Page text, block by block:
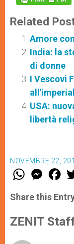
Related
Amore
India: la
di donne
I Vescovi
USA:
libertà
NOVEMBRE 22,
W
t
s
p
p
M
e
s
e
g
e
F
a
e
b
o
k
Share this
ZENIT